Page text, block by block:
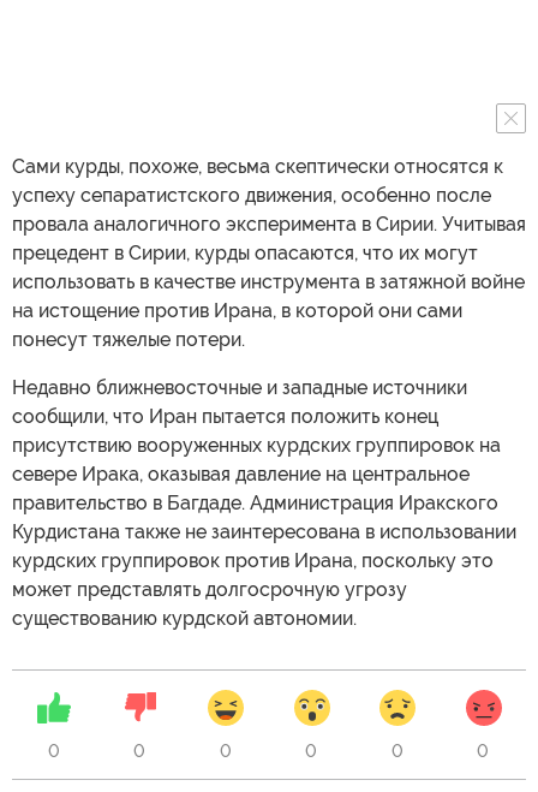
Сами курды, похоже, весьма скептически относятся к
успеху сепаратистского движения, особенно после
провала аналогичного эксперимента в Сирии. Учитывая
прецедент в Сирии, курды опасаются, что их могут
использовать в качестве инструмента в затяжной войне
на истощение против Ирана, в которой они сами
понесут тяжелые потери.
Недавно ближневосточные и западные источники
сообщили, что Иран пытается положить конец
присутствию вооруженных курдских группировок на
севере Ирака, оказывая давление на центральное
правительство в Багдаде. Администрация Иракского
Курдистана также не заинтересована в использовании
курдских группировок против Ирана, поскольку это
может представлять долгосрочную угрозу
существованию курдской автономии.
0 0 0 0 0 0